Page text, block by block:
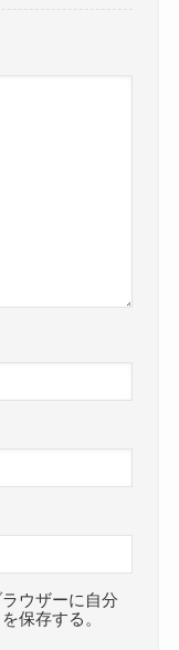
ウザーに自分
保存する。